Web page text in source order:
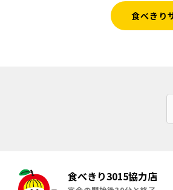
食べきり
食べきり3015協力店